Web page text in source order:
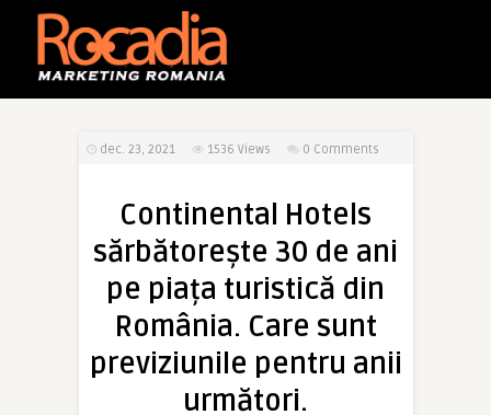
dec. 23, 2021 1536 Views 0 Comments
Continental Hotels
sărbătorește 30 de ani
pe piața turistică din
România. Care sunt
previziunile pentru anii
următori.